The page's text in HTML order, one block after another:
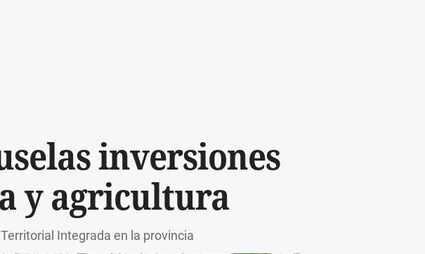
inversiones
y agricultura
Integrada en la provincia